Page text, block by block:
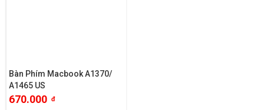
Bàn Phím Macbook A1370/
A1465 US
670.000 đ